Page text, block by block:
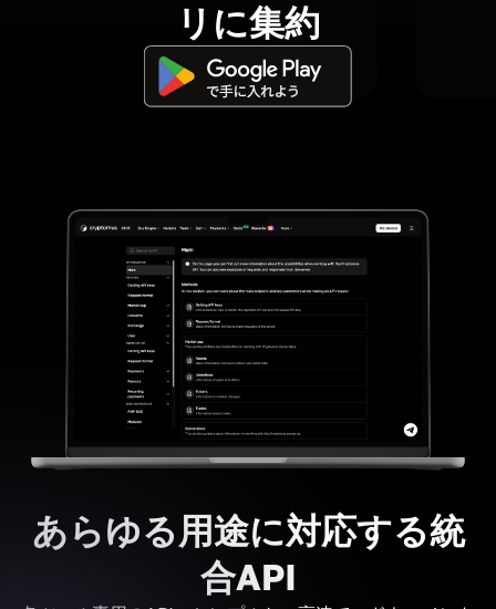
リに集約
あらゆる用途に対応する統
合API